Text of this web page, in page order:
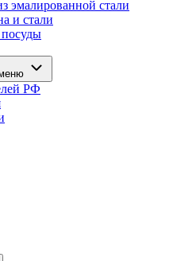
эмалированной стали
и стали
РФ